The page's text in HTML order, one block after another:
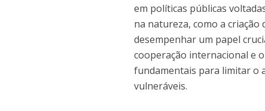
em políticas públicas
na natureza, como a criação
desempenhar um papel
cooperação internacional e
fundamentais para limitar o
vulneráveis.